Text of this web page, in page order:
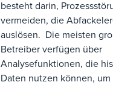
besteht darin,
vermeiden, die
auslösen. Die meisten
Betreiber verfügen über
Analysefunktionen, die
Daten nutzen können,